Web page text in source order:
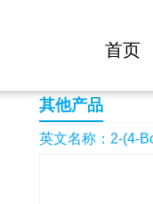
首页
2-(4-Boc-piperazino-
其他产品
英文名称：2-(4-